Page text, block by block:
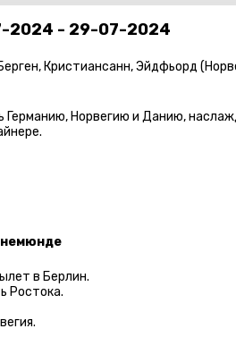
2024 - 29-07-2024
Кристиансанн, Эйдфьорд
Норвегию и Данию,
в Берлин.
Ростока.